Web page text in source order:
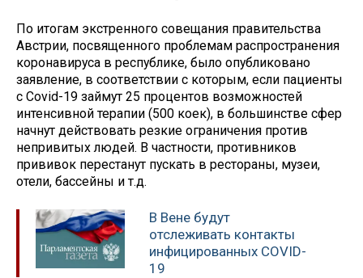
По итогам экстренного совещания правительства
Австрии, посвященного проблемам распространения
коронавируса в республике, было опубликовано
заявление, в соответствии с которым, если пациенты
с Covid-19 займут 25 процентов возможностей
интенсивной терапии (500 коек), в большинстве сфер
начнут действовать резкие ограничения против
непривитых людей. В частности, противников
прививок перестанут пускать в рестораны, музеи,
отели, бассейны и т.д.
В Вене будут
отслеживать контакты
инфицированных COVID-
19